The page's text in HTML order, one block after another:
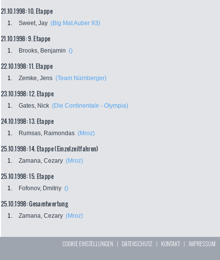
21.10.1998: 10. Etappe
1. Sweet, Jay (Big Mat Auber 93)
21.10.1998: 9. Etappe
1. Brooks, Benjamin ()
22.10.1998: 11. Etappe
1. Zemke, Jens (Team Nürnberger)
23.10.1998: 12. Etappe
1. Gates, Nick (Die Continentale - Olympia)
24.10.1998: 13. Etappe
1. Rumsas, Raimondas (Mroz)
25.10.1998: 14. Etappe (Einzelzeitfahren)
1. Zamana, Cezary (Mroz)
25.10.1998: 15. Etappe
1. Fofonov, Dmitriy ()
25.10.1998: Gesamtwertung
1. Zamana, Cezary (Mroz)
COOKIE EINSTELLUNGEN | DATENSCHUTZ | KONTAKT| IMPRESSUM